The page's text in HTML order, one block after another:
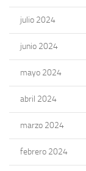
julio 2024
junio 2024
mayo 2024
abril 2024
marzo 2024
febrero 2024